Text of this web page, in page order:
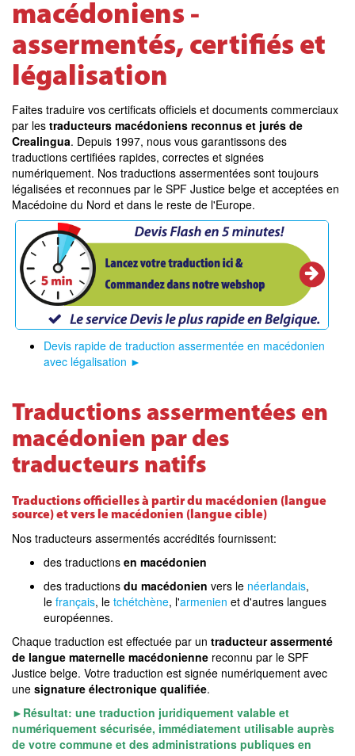
macédoniens -
assermentés, certifiés et
légalisation
Faites traduire vos certificats officiels et documents commerciaux
par les traducteurs macédoniens reconnus et jurés de
Crealingua. Depuis 1997, nous vous garantissons des
traductions certifiées rapides, correctes et signées
numériquement. Nos traductions assermentées sont toujours
légalisées et reconnues par le SPF Justice belge et acceptées en
Macédoine du Nord et dans le reste de l'Europe.
Devis rapide de traduction assermentée en macédonien
avec légalisation ►
Traductions assermentées en
macédonien par des
traducteurs natifs
Traductions officielles à partir du macédonien (langue
source) et vers le macédonien (langue cible)
Nos traducteurs assermentés accrédités fournissent:
des traductions en macédonien
des traductions du macédonien vers le néerlandais,
le français, le tchétchène, l'armenien et d'autres langues
européennes.
Chaque traduction est effectuée par un traducteur assermenté
de langue maternelle macédonienne reconnu par le SPF
Justice belge. Votre traduction est signée numériquement avec
une signature électronique qualifiée.
►Résultat: une traduction juridiquement valable et
numériquement sécurisée, immédiatement utilisable auprès
de votre commune et des administrations publiques en